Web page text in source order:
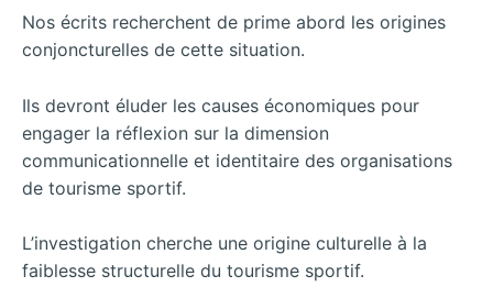
Nos écrits recherchent de prime abord les origines
conjoncturelles de cette situation.
Ils devront éluder les causes économiques pour
engager la réflexion sur la dimension
communicationnelle et identitaire des organisations
de tourisme sportif.
L’investigation cherche une origine culturelle à la
faiblesse structurelle du tourisme sportif.